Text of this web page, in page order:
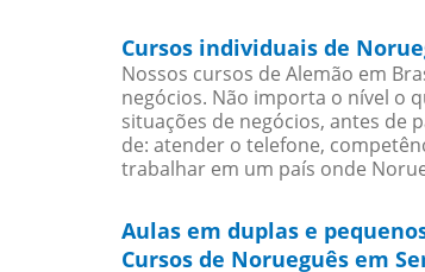
Cursos individuais de
Nossos cursos de Alemão em
negócios. Não importa o nível o
situações de negócios, antes de
de: atender o telefone,
trabalhar em um país onde
Aulas em duplas e
Cursos de Norueguês em